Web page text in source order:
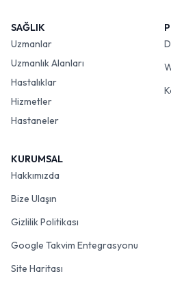
SAĞLIK
Uzmanlar
Uzmanlık Alanları
Hastalıklar
Hizmetler
Hastaneler
KURUMSAL
Hakkımızda
Bize Ulaşın
Gizlilik Politikası
Google Takvim Entegrasyonu
Site Haritası